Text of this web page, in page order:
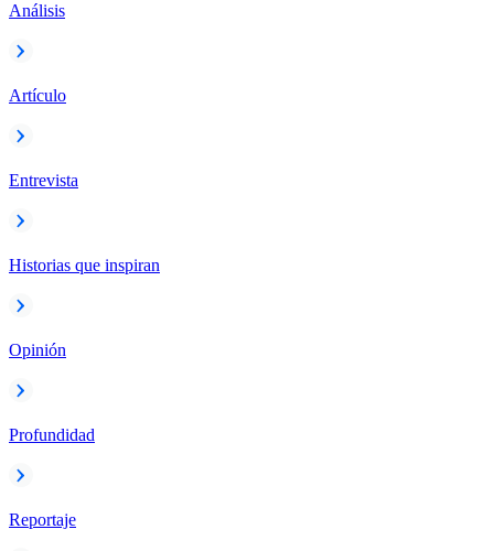
Análisis
Artículo
Entrevista
Historias que inspiran
Opinión
Profundidad
Reportaje